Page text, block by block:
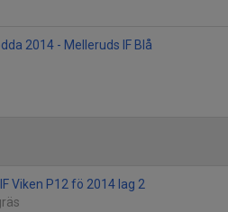
2014 - Melleruds IF Blå
Viken P12 fö 2014 lag 2